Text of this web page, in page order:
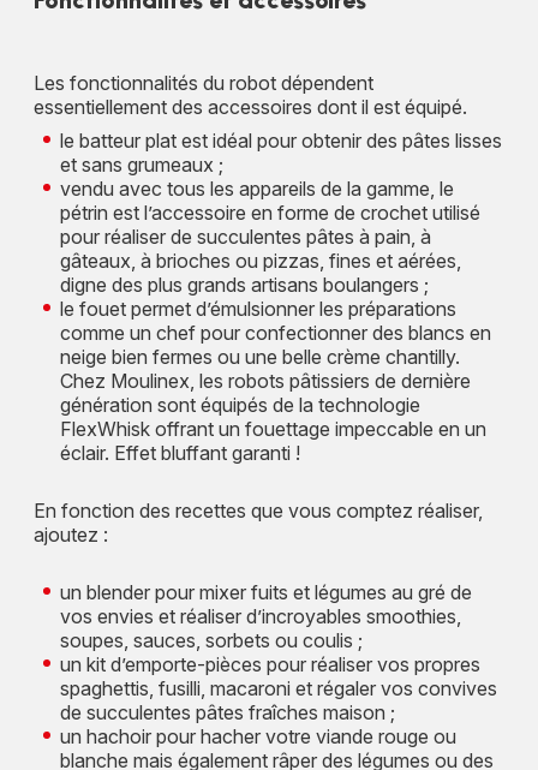
Les fonctionnalités du robot dépendent
essentiellement des accessoires dont il est équipé.
le batteur plat est idéal pour obtenir des pâtes lisses
et sans grumeaux ;
vendu avec tous les appareils de la gamme, le
pétrin est l’accessoire en forme de crochet utilisé
pour réaliser de succulentes pâtes à pain, à
gâteaux, à brioches ou pizzas, fines et aérées,
digne des plus grands artisans boulangers ;
le fouet permet d’émulsionner les préparations
comme un chef pour confectionner des blancs en
neige bien fermes ou une belle crème chantilly.
Chez Moulinex, les robots pâtissiers de dernière
génération sont équipés de la technologie
FlexWhisk offrant un fouettage impeccable en un
éclair. Effet bluffant garanti !
En fonction des recettes que vous comptez réaliser,
ajoutez :
un blender pour mixer fuits et légumes au gré de
vos envies et réaliser d’incroyables smoothies,
soupes, sauces, sorbets ou coulis ;
un kit d’emporte-pièces pour réaliser vos propres
spaghettis, fusilli, macaroni et régaler vos convives
de succulentes pâtes fraîches maison ;
un hachoir pour hacher votre viande rouge ou
blanche mais également râper des légumes ou des